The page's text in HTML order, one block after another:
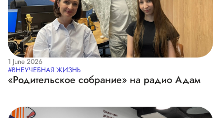
1 June 2026
#ВНЕУЧЕБНАЯ ЖИЗНЬ
«Родительское собрание» на радио Адам